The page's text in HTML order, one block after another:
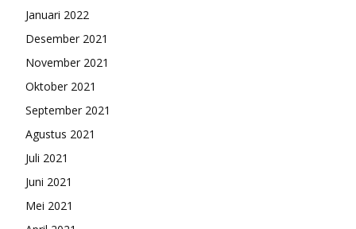
Januari 2022
Desember 2021
November 2021
Oktober 2021
September 2021
Agustus 2021
Juli 2021
Juni 2021
Mei 2021